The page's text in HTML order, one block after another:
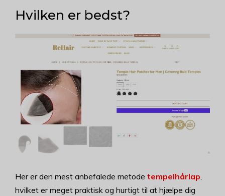
Hvilken er bedst?
Her er den mest anbefalede metode tempelhårlap,
hvilket er meget praktisk og hurtigt til at hjælpe dig